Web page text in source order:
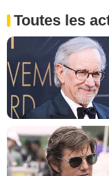
Toutes les